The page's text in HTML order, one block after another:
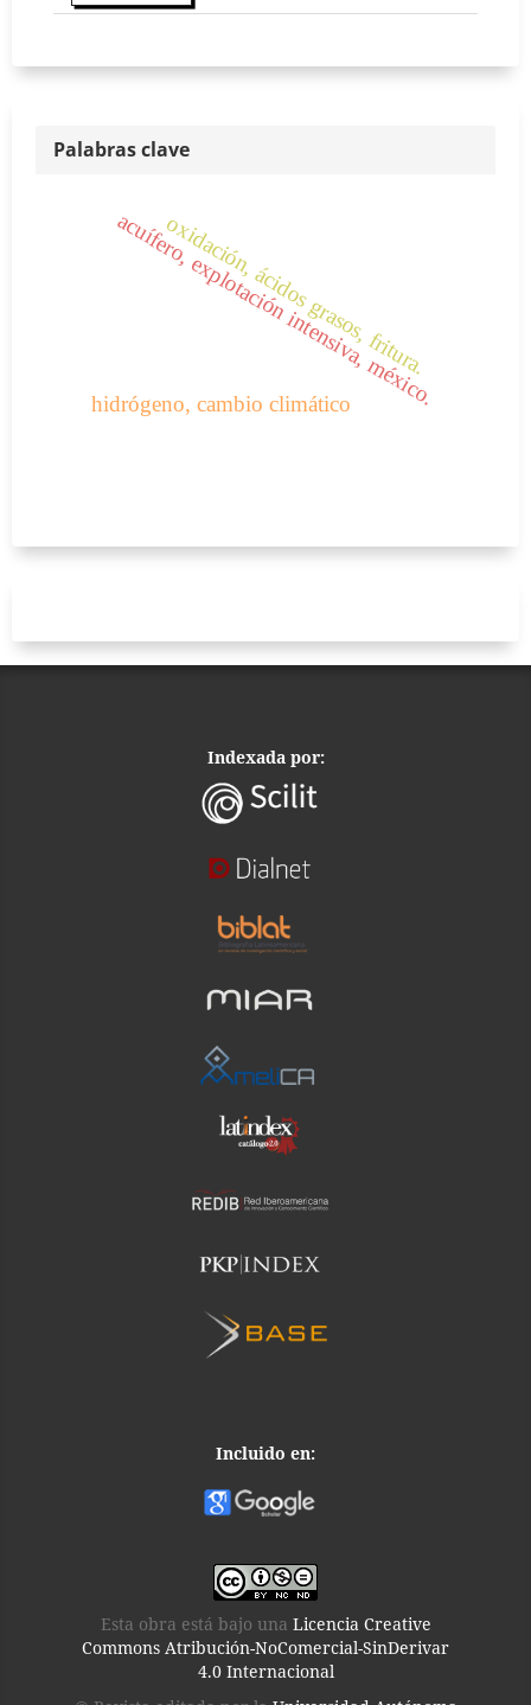
Palabras clave
hidrógeno, cambio climático
acuífero, explotación intensiva, méxico.
oxidación, ácidos grasos, fritura.
Indexada por:
Incluido en:
Esta obra está bajo una Licencia Creative
Commons Atribución-NoComercial-SinDerivar
4.0 Internacional